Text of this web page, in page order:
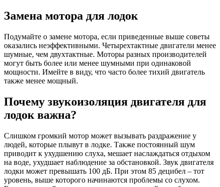
Замена мотора для лодок
Подумайте о замене мотора, если приведенные выше советы
оказались неэффективными. Четырехтактные двигатели менее
шумные, чем двухтактные. Моторы разных производителей
могут быть более или менее шумными при одинаковой
мощности. Имейте в виду, что часто более тихий двигатель
также менее мощный.
Почему звукоизоляция двигателя для
лодок важна?
Слишком громкий мотор может вызывать раздражение у
людей, которые плывут в лодке. Также постоянный шум
приводит к ухудшению слуха, мешает наслаждаться отдыхом
на воде, ухудшает наблюдение за обстановкой. Звук двигателя
лодки может превышать 100 дБ. При этом 85 децибел – тот
уровень, выше которого начинаются проблемы со слухом.